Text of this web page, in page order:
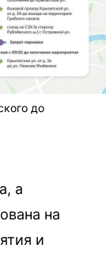
до
а
на
и